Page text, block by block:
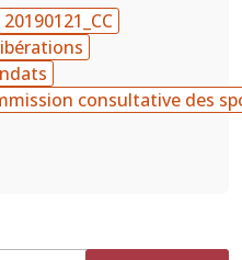
20190121_CC
consultative des